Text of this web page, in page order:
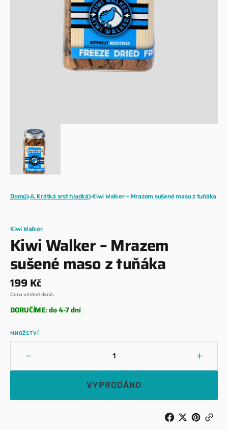
zobrazení
galerie
Domů A. Krátká srst hladká Kiwi Walker – Mrazem sušené maso z tuňáka
Kiwi Walker
Kiwi Walker – Mrazem
sušené maso z tuňáka
Běžná
cena
199 Kč
Cena včetně daně.
DORUČÍME: do 4-7 dní
MNOŽSTVÍ
Snížit
množství
Walker
Zvýšit
Walker
–
VYPRODÁNO